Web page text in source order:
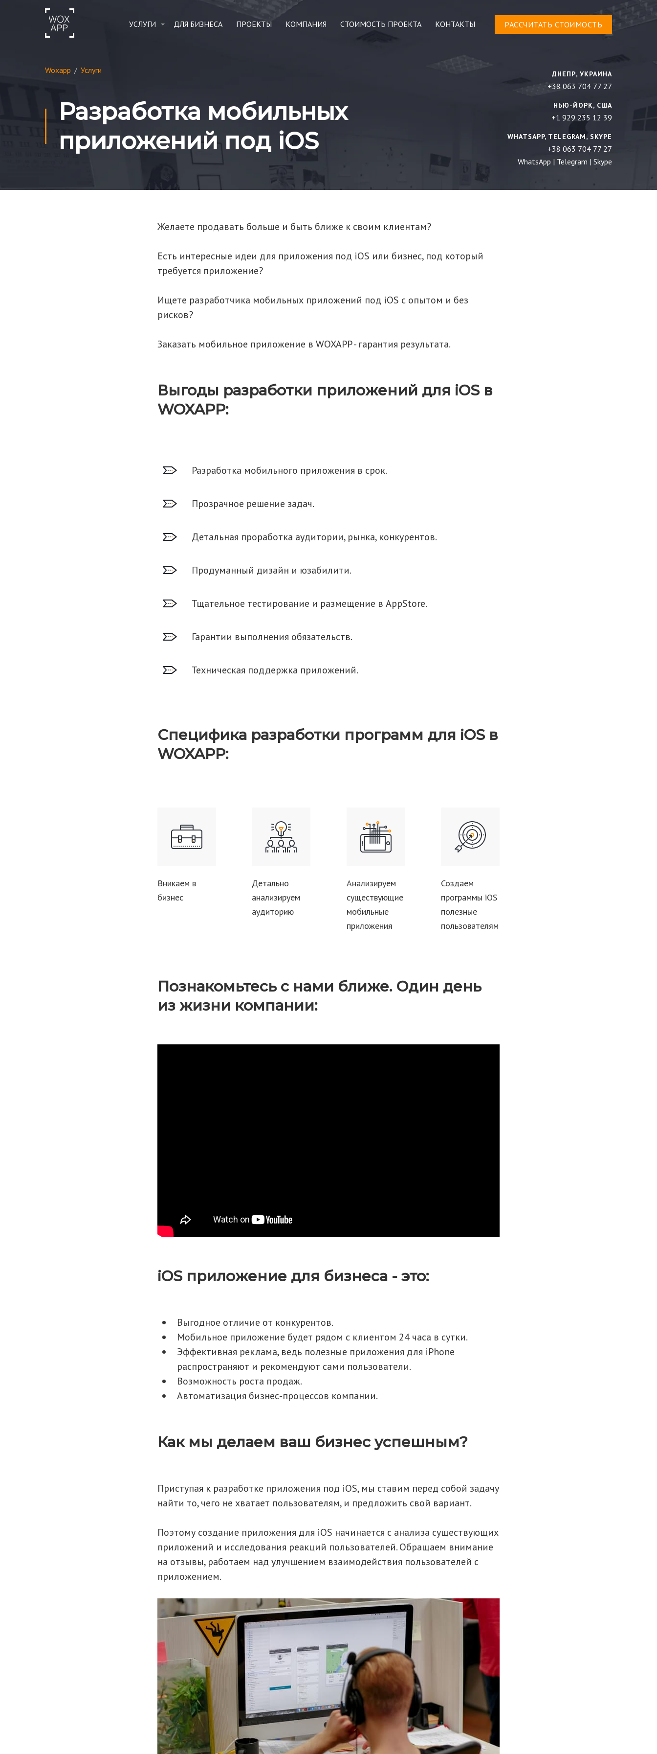
УСЛУГИ ДЛЯ БИЗНЕСА ПРОЕКТЫ КОМПАНИЯ СТОИМОСТЬ ПРОЕКТА КОНТАКТЫ РАСCЧИТАТЬ СТОИМОСТЬ
Woxapp / Услуги
Разработка мобильных
приложений под iOS
ДНЕПР, УКРАИНА
+38 063 704 77 27
НЬЮ-ЙОРК, США
+1 929 235 12 39
WHATSAPP, TELEGRAM, SKYPE
+38 063 704 77 27
WhatsApp | Telegram | Skype
Желаете продавать больше и быть ближе к своим клиентам?
Есть интересные идеи для приложения под iOS или бизнес, под который
требуется приложение?
Ищете разработчика мобильных приложений под iOS с опытом и без
рисков?
Заказать мобильное приложение в WOXAPP - гарантия результата.
Выгоды разработки приложений для iOS в
WOXAPP:
Разработка мобильного приложения в срок.
Прозрачное решение задач.
Детальная проработка аудитории, рынка, конкурентов.
Продуманный дизайн и юзабилити.
Тщательное тестирование и размещение в AppStore.
Гарантии выполнения обязательств.
Техническая поддержка приложений.
Специфика разработки программ для iOS в
WOXAPP:
Вникаем в
бизнес
Детально
анализируем
аудиторию
Анализируем
существующие
мобильные
приложения
Создаем
программы iOS
полезные
пользователям
Познакомьтесь с нами ближе. Один день
из жизни компании:
iOS приложение для бизнеса - это:
Выгодное отличие от конкурентов.
Мобильное приложение будет рядом с клиентом 24 часа в сутки.
Эффективная реклама, ведь полезные приложения для iPhone
распространяют и рекомендуют сами пользователи.
Возможность роста продаж.
Автоматизация бизнес-процессов компании.
Как мы делаем ваш бизнес успешным?
Приступая к разработке приложения под iOS, мы ставим перед собой задачу
найти то, чего не хватает пользователям, и предложить свой вариант.
Поэтому создание приложения для iOS начинается с анализа существующих
приложений и исследования реакций пользователей. Обращаем внимание
на отзывы, работаем над улучшением взаимодействия пользователей с
приложением.